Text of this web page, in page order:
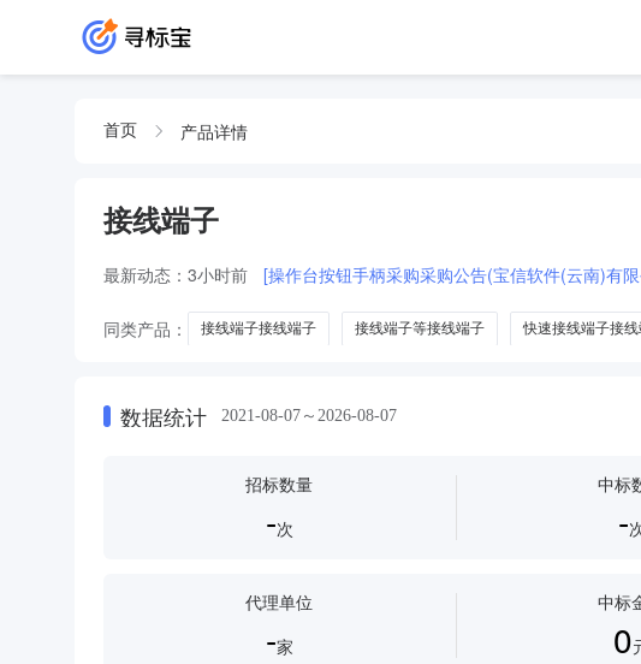
首页 产品详情
接线端子
最新动态： 3小时前 [操作台按钮手柄采购采购公告(宝信软件(云南)有
同类产品： 接线端子接线端子 接线端子等接线端子 快速接线端子接
数据统计 2021-08-07～2026-08-07
招标数量
-次
中标
-
代理单位
-家
中标
0